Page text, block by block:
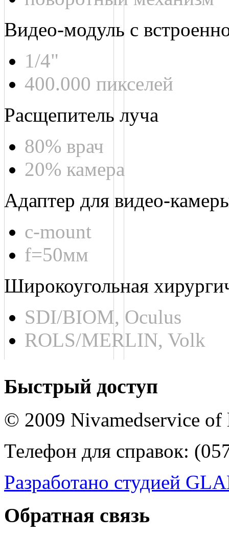
Видео-модуль с
1/4"
400.000 пикселей
Расщепитель луча
80% врач
20% камера
Адаптер для видео-
c-mount
f=50мм
Широкоугольная
SDI/BIOM, Oculus
ROLS/MERLIN, Volk
Быстрый доступ
© 2009 Nivamedservice of
Телефон для справок:
Разработано студией
Обратная связь